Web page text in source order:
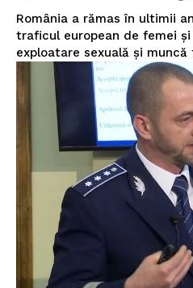
România a rămas în ultimii
traficul european de femei
exploatare sexuală și